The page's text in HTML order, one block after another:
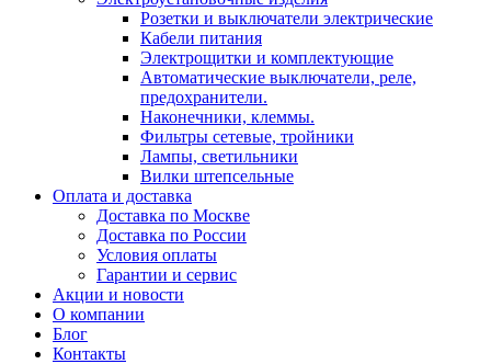
Розетки и выключатели электрические
Кабели питания
Электрощитки и комплектующие
Автоматические выключатели, реле,
предохранители.
Наконечники, клеммы.
Фильтры сетевые, тройники
Лампы, светильники
Вилки штепсельные
Оплата и доставка
Доставка по Москве
Доставка по России
Условия оплаты
Гарантии и сервис
Акции и новости
О компании
Блог
Контакты